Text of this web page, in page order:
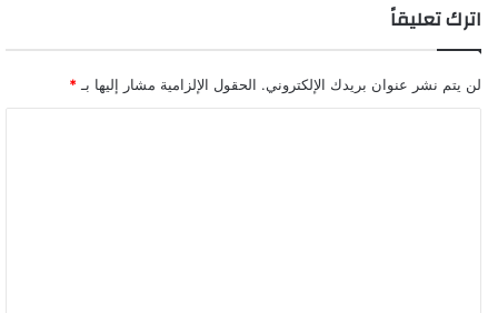
اترك تعليقاً
لن يتم نشر عنوان بريدك الإلكتروني. الحقول الإلزامية مشار إليها بـ *